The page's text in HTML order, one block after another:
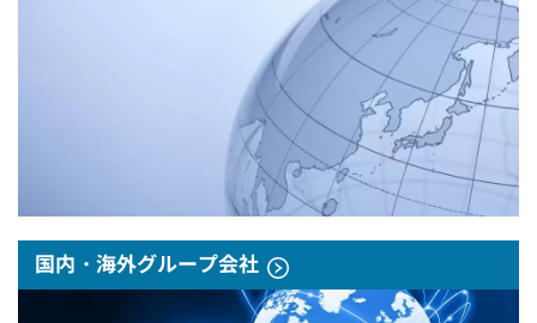
国内・海外グループ会社